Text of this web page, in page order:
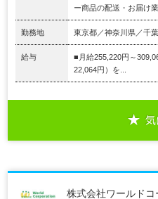
ー商品の配送・お届け
勤務地 東京都／神奈川県／千
給与
■月給255,220円～
22,064円）を...
気
株式会社ワールドコ